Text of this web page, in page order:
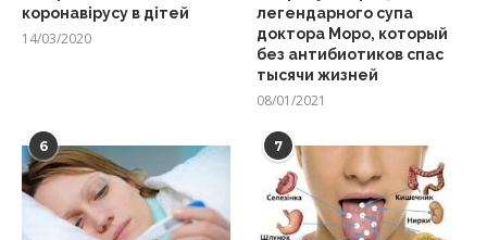
коронавірусу в дітей
14/03/2020
легендарного супа
доктора Моро, который
без антибиотиков спас
тысячи жизней
08/01/2021
6 7